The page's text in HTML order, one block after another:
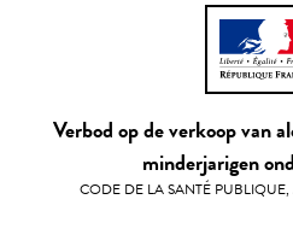
Verbod op de verkoop van
minderjarigen
CODE DE LA SANTÉ PUBLIQUE,